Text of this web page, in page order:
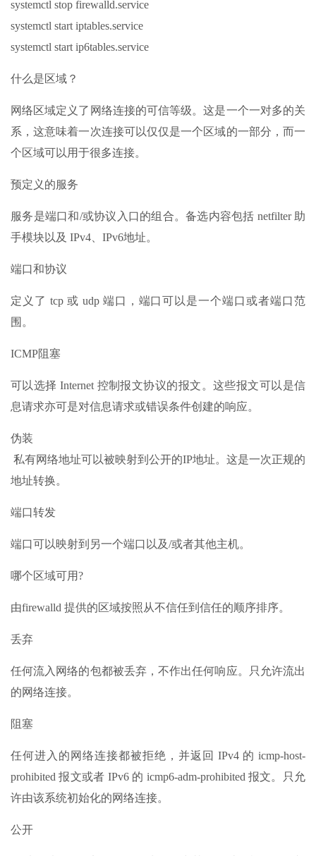
systemctl stop firewalld.service
systemctl start iptables.service
systemctl start ip6tables.service
什么是区域？
网络区域定义了网络连接的可信等级。这是一个一对多的关
系，这意味着一次连接可以仅仅是一个区域的一部分，而一
个区域可以用于很多连接。
预定义的服务
服务是端口和/或协议入口的组合。备选内容包括 netfilter 助
手模块以及 IPv4、IPv6地址。
端口和协议
定义了 tcp 或 udp 端口，端口可以是一个端口或者端口范
围。
ICMP阻塞
可以选择 Internet 控制报文协议的报文。这些报文可以是信
息请求亦可是对信息请求或错误条件创建的响应。
伪装
私有网络地址可以被映射到公开的IP地址。这是一次正规的
地址转换。
端口转发
端口可以映射到另一个端口以及/或者其他主机。
哪个区域可用?
由firewalld 提供的区域按照从不信任到信任的顺序排序。
丢弃
任何流入网络的包都被丢弃，不作出任何响应。只允许流出
的网络连接。
阻塞
任何进入的网络连接都被拒绝，并返回 IPv4 的 icmp-host-
prohibited 报文或者 IPv6 的 icmp6-adm-prohibited 报文。只允
许由该系统初始化的网络连接。
公开